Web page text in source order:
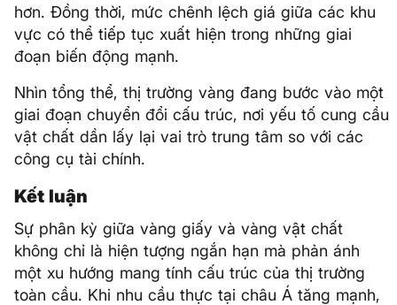
hơn. Đồng thời, mức chênh lệch giá giữa các khu
vực có thể tiếp tục xuất hiện trong những giai
đoạn biến động mạnh.
Nhìn tổng thể, thị trường vàng đang bước vào một
giai đoạn chuyển đổi cấu trúc, nơi yếu tố cung cầu
vật chất dần lấy lại vai trò trung tâm so với các
công cụ tài chính.
Kết luận
Sự phân kỳ giữa vàng giấy và vàng vật chất
không chỉ là hiện tượng ngắn hạn mà phản ánh
một xu hướng mang tính cấu trúc của thị trường
toàn cầu. Khi nhu cầu thực tại châu Á tăng mạnh,